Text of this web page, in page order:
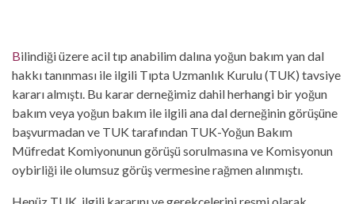
Bilindiği üzere acil tıp anabilim dalına yoğun bakım yan dal
hakkı tanınması ile ilgili Tıpta Uzmanlık Kurulu (TUK) tavsiye
kararı almıştı. Bu karar derneğimiz dahil herhangi bir yoğun
bakım veya yoğun bakım ile ilgili ana dal derneğinin görüşüne
başvurmadan ve TUK tarafından TUK-Yoğun Bakım
Müfredat Komiyonunun görüşü sorulmasına ve Komisyonun
oybirliği ile olumsuz görüş vermesine rağmen alınmıştı.